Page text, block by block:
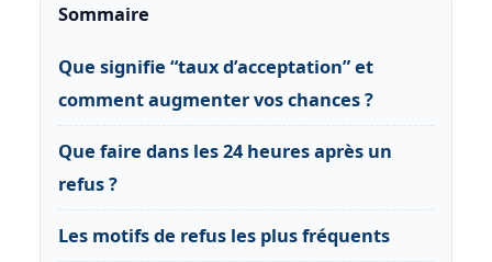
Sommaire
Que signifie “taux d’acceptation” et
comment augmenter vos chances ?
Que faire dans les 24 heures après un
refus ?
Les motifs de refus les plus fréquents